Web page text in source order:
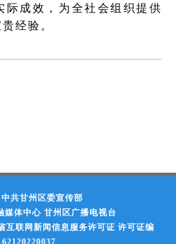
际成效，为全社会组织提供
经验。
共甘州区委宣传部
媒体中心 甘州区广播电视台
互联网新闻信息服务许可证 许可证编